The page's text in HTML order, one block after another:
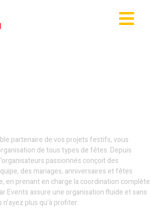
partenaire de vos projets festifs, vous
de tous types de fêtes. Depuis
passionnés conçoit des
des mariages, anniversaires et fêtes
en prenant en charge la coordination complète
Events assure une organisation fluide et sans
plus qu’à profiter.